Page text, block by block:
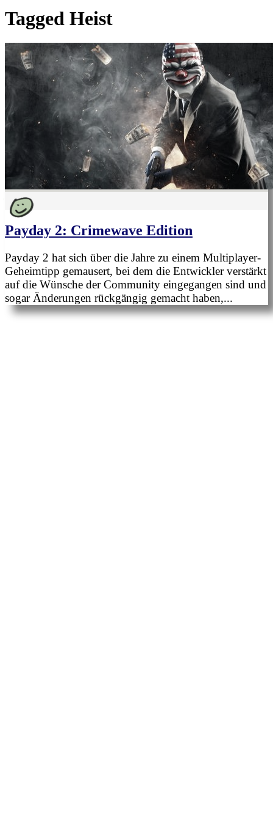
Tagged Heist
Payday 2: Crimewave Edition
Payday 2 hat sich über die Jahre zu einem Multiplayer-
Geheimtipp gemausert, bei dem die Entwickler verstärkt
auf die Wünsche der Community eingegangen sind und
sogar Änderungen rückgängig gemacht haben,...